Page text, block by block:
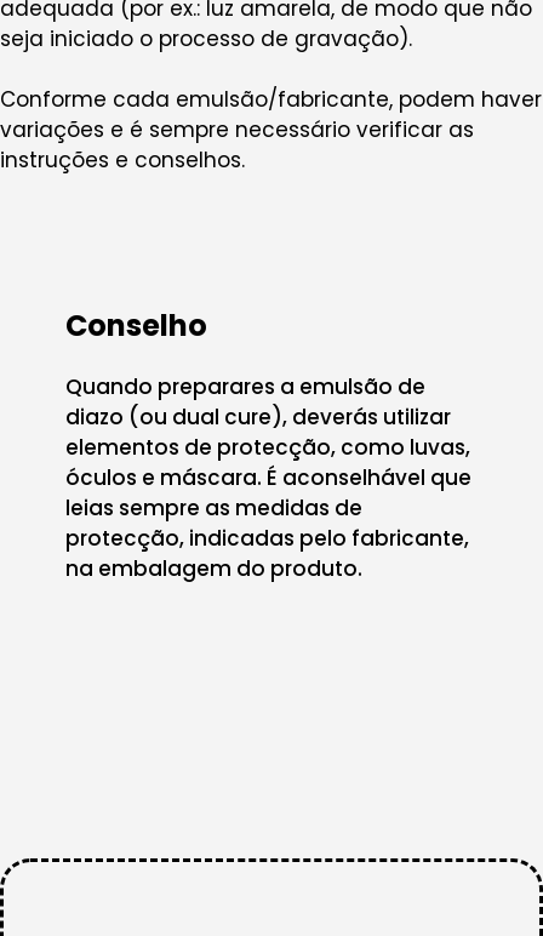
adequada (por ex.: luz amarela, de modo que não
seja iniciado o processo de gravação).
Conforme cada emulsão/fabricante, podem haver
variações e é sempre necessário verificar as
instruções e conselhos.
Conselho
Quando preparares a emulsão de
diazo (ou dual cure), deverás utilizar
elementos de protecção, como luvas,
óculos e máscara. É aconselhável que
leias sempre as medidas de
protecção, indicadas pelo fabricante,
na embalagem do produto.